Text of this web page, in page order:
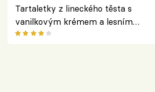
Tartaletky z lineckého těsta s
vanilkovým krémem a lesním
ovocem podle Bread Society